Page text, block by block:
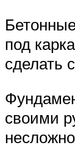
под
сделать
своими